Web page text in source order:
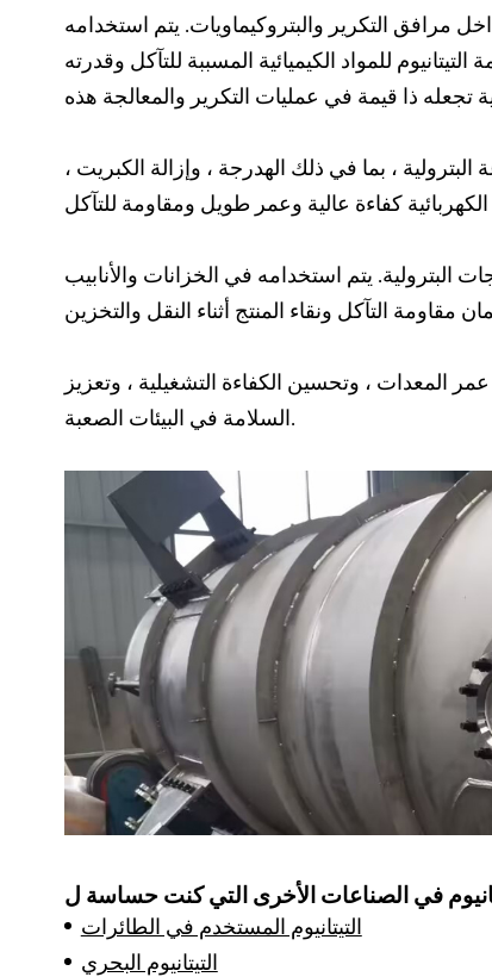
مرافق التكرير والبتروكيماويات. يتم استخدامه
للمواد الكيميائية المسببة للتآكل وقدرته
، بما في ذلك الهدرجة ، وإزالة الكبريت ،
البترولية. يتم استخدامه في الخزانات والأنابيب
المعدات ، وتحسين الكفاءة التشغيلية ، وتعزيز
السلامة في البيئات الصعبة.
في الصناعات الأخرى التي كنت حساسة ل
التيتانيوم المستخدم في الطائرات
التيتانيوم البحري